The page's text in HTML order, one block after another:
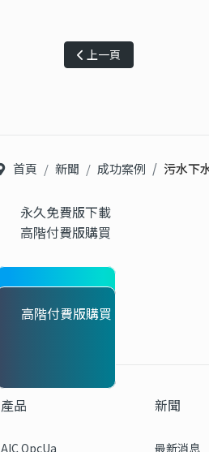
上一篇文章: 物流業精進管
上一頁
首頁 新聞 成功案例 污水下
永久免費版下載
高階付費版購買
永久免費版下載
高階付費版購買
產品
AIC OpcUa
新聞
最新消息